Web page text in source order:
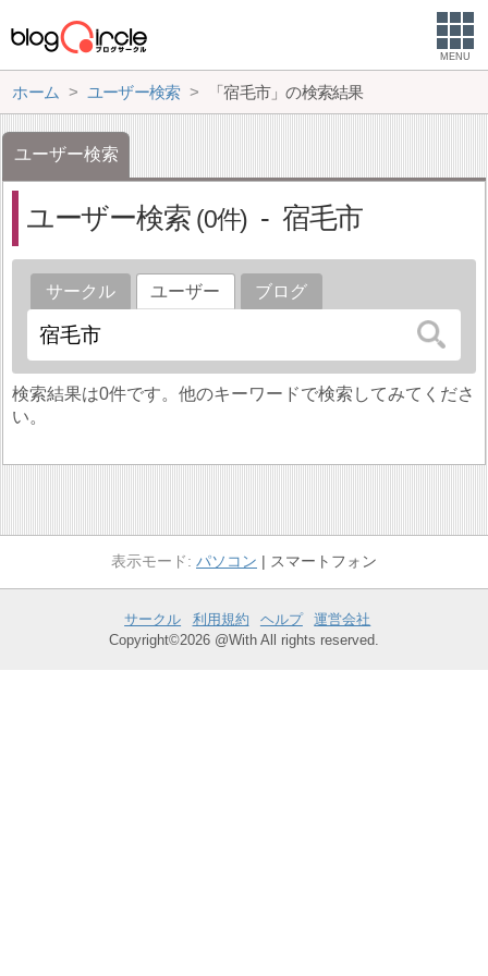
MENU
ホーム ユーザー検索 「宿毛市」の検索結果
ユーザー検索
ユーザー検索 0 宿毛市
サークル ユーザー ブログ
検索結果は0件です。他のキーワードで検索してみてくださ
い。
パソコン スマートフォン
サークル 利用規約 ヘルプ
運営会社
Copyright©2026 @With All rights reserved.